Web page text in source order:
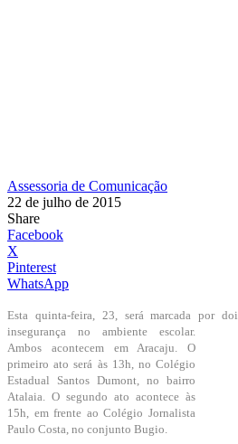
Assessoria de Comunicação
22 de julho de 2015
Share
Facebook
X
Pinterest
WhatsApp
Esta quinta-feira, 23, será marcada por
insegurança no ambiente escolar.
Ambos acontecem em Aracaju. O
primeiro ato será às 13h, no Colégio
Estadual Santos Dumont, no bairro
Atalaia. O segundo ato acontece às
15h, em frente ao Colégio Jornalista
Paulo Costa, no conjunto Bugio.